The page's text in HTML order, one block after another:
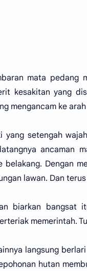
mata pedang
kesakitan yang
mengancam ke
yang setengah
ancaman
belakang. Dengan
lawan. Dan
biarkan bangsat
memerintah.
langsung
hutan